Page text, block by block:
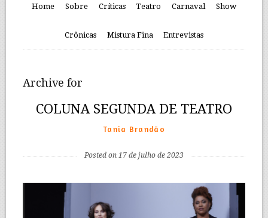
Home Sobre Críticas Teatro Carnaval Show
Crônicas Mistura Fina Entrevistas
Archive for
COLUNA SEGUNDA DE TEATRO
Tania Brandão
Posted on 17 de julho de 2023